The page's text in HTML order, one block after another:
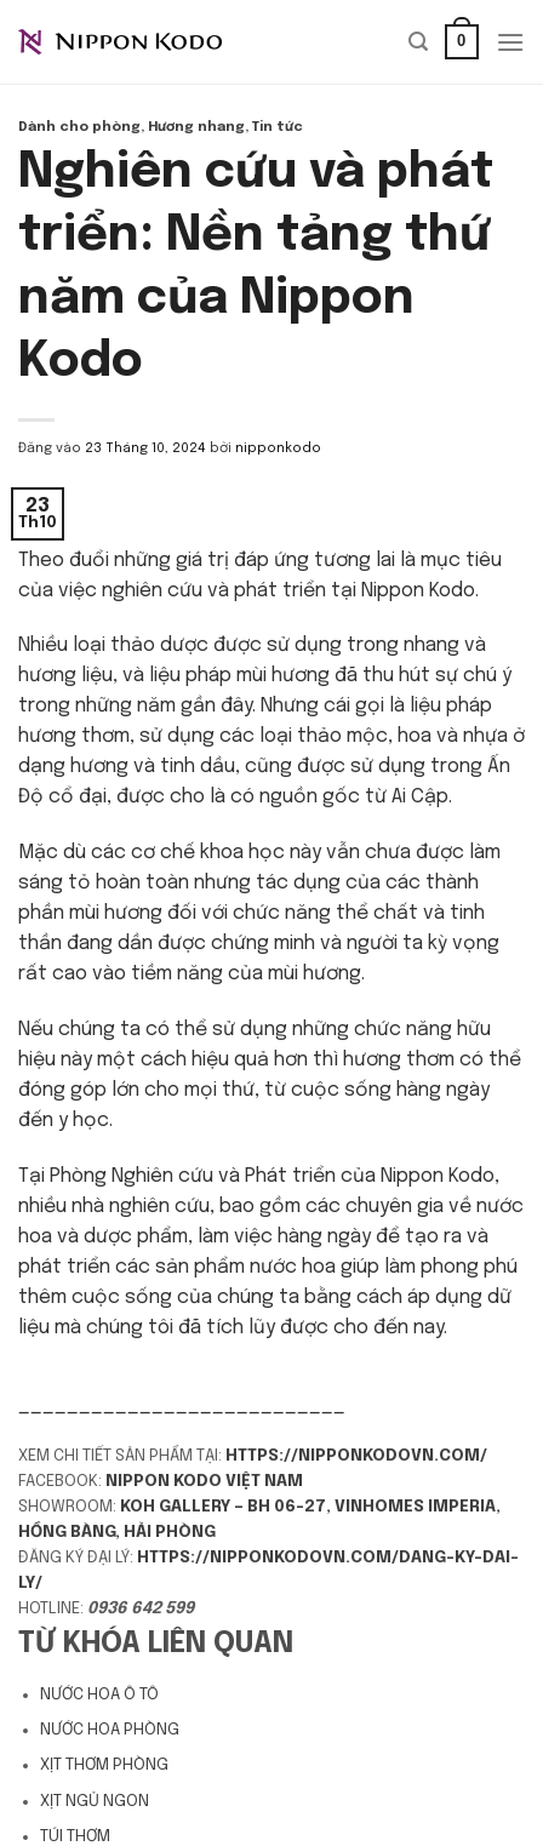
qua
0
Dành cho phòng, Hương nhang, Tin tức
Nghiên cứu và phát
triển: Nền tảng thứ
năm của Nippon
Kodo
Đăng vào 23 Tháng 10, 2024 bởi nipponkodo
23
Th10
Theo đuổi những giá trị đáp ứng tương lai là mục tiêu
của việc nghiên cứu và phát triển tại Nippon Kodo.
Nhiều loại thảo dược được sử dụng trong nhang và
hương liệu, và liệu pháp mùi hương đã thu hút sự chú ý
trong những năm gần đây. Nhưng cái gọi là liệu pháp
hương thơm, sử dụng các loại thảo mộc, hoa và nhựa ở
dạng hương và tinh dầu, cũng được sử dụng trong Ấn
Độ cổ đại, được cho là có nguồn gốc từ Ai Cập.
Mặc dù các cơ chế khoa học này vẫn chưa được làm
sáng tỏ hoàn toàn nhưng tác dụng của các thành
phần mùi hương đối với chức năng thể chất và tinh
thần đang dần được chứng minh và người ta kỳ vọng
rất cao vào tiềm năng của mùi hương.
Nếu chúng ta có thể sử dụng những chức năng hữu
hiệu này một cách hiệu quả hơn thì hương thơm có thể
đóng góp lớn cho mọi thứ, từ cuộc sống hàng ngày
đến y học.
Tại Phòng Nghiên cứu và Phát triển của Nippon Kodo,
nhiều nhà nghiên cứu, bao gồm các chuyên gia về nước
hoa và dược phẩm, làm việc hàng ngày để tạo ra và
phát triển các sản phẩm nước hoa giúp làm phong phú
thêm cuộc sống của chúng ta bằng cách áp dụng dữ
liệu mà chúng tôi đã tích lũy được cho đến nay.
———————————————————————————
XEM CHI TIẾT SẢN PHẨM TẠI: HTTPS://NIPPONKODOVN.COM/
FACEBOOK: NIPPON KODO VIỆT NAM
SHOWROOM: KOH GALLERY – BH 06-27, VINHOMES IMPERIA,
HỒNG BÀNG, HẢI PHÒNG
ĐĂNG KÝ ĐẠI LÝ: HTTPS://NIPPONKODOVN.COM/DANG-KY-DAI-
LY/
HOTLINE: 0936 642 599
TỪ KHÓA LIÊN QUAN
NƯỚC HOA Ô TÔ
NƯỚC HOA PHÒNG
XỊT THƠM PHÒNG
XỊT NGỦ NGON
TÚI THƠM